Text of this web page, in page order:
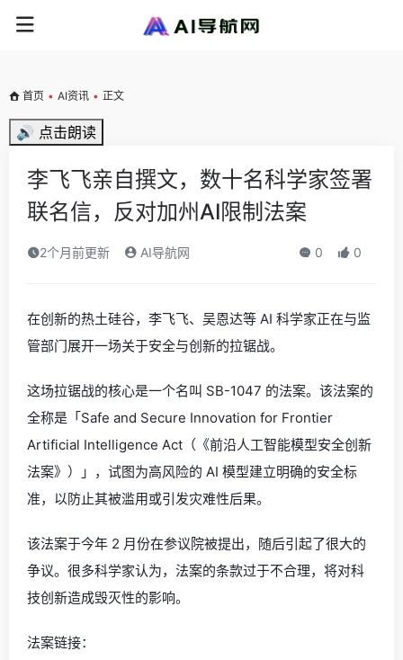
首页 • AI资讯 • 正文
🔊 点击朗读
李飞飞亲自撰文，数十名科学家签署
联名信，反对加州AI限制法案
2个月前更新 AI导航网 0 0
在创新的热土硅谷，李飞飞、吴恩达等 AI 科学家正在与监
管部门展开一场关于安全与创新的拉锯战。
这场拉锯战的核心是一个名叫 SB-1047 的法案。该法案的
全称是「Safe and Secure Innovation for Frontier
Artificial Intelligence Act（《前沿人工智能模型安全创新
法案》）」，试图为高风险的 AI 模型建立明确的安全标
准，以防止其被滥用或引发灾难性后果。
该法案于今年 2 月份在参议院被提出，随后引起了很大的
争议。很多科学家认为，法案的条款过于不合理，将对科
技创新造成毁灭性的影响。
法案链接：